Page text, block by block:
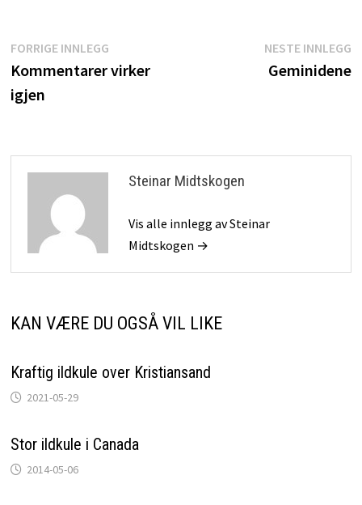
Innleggsnavigasjon
FORRIGE INNLEGGForrige
innlegg:
Kommentarer virker
igjen
NESTE INNLEGG
Geminidene
Steinar Midtskogen
Vis alle innlegg av Steinar
Midtskogen →
KAN VÆRE DU OGSÅ VIL LIKE
Kraftig ildkule over Kristiansand
2021-05-29
Stor ildkule i Canada
2014-05-06